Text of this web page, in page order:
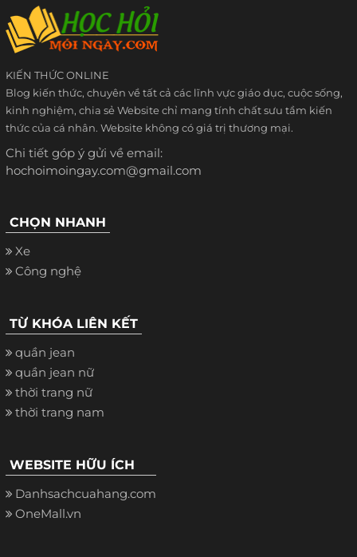
KIẾN THỨC ONLINE
Blog kiến thức, chuyên về tất cả các lĩnh vực giáo dục, cuộc sống,
kinh nghiệm, chia sẻ Website chỉ mang tính chất sưu tầm kiến
thức của cá nhân. Website không có giá trị thương mại.
Chi tiết góp ý gửi về email:
hochoimoingay.com@gmail.com
CHỌN NHANH
Xe
Công nghệ
TỪ KHÓA LIÊN KẾT
quần jean
quần jean nữ
thời trang nữ
thời trang nam
WEBSITE HỮU ÍCH
Danhsachcuahang.com
OneMall.vn